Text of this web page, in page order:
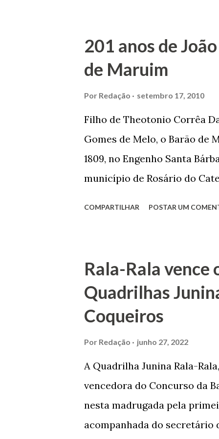
se dedicar aos estudos, e
primeiro plano para auxiliar
garçon, dono de bar, de
incontáveis vezes que
normal em trocas de gorjetas
201 anos de
de Maruim
Por Redação setembro 17, 2010
Filho de Theotonio Corrêa
Gomes de Melo, o Barão de
1809, no Engenho Santa
município de Rosário do
apontam que alguns
apropriar-se da volumosa
de Janeiro e casou-se com
Melo mandou construir a
dos Passos, que foi
Joaquim de Vasconcelos. A
COMPARTILHAR POSTAR UM
Rala-Rala vence
Quadrilhas
Coqueiros
Por Redação junho 27, 2022
A Quadrilha Junina Rala-
vencedora do Concurso da
nesta madrugada pela
acompanhada do secretário